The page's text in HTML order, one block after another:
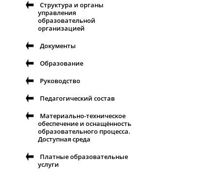
Структура и органы
управления
образовательной
организацией
Документы
Образование
Руководство
Педагогический состав
Материально-техническое
обеспечение и оснащённость
образовательного процесса.
Доступная среда
Платные образовательные
услуги